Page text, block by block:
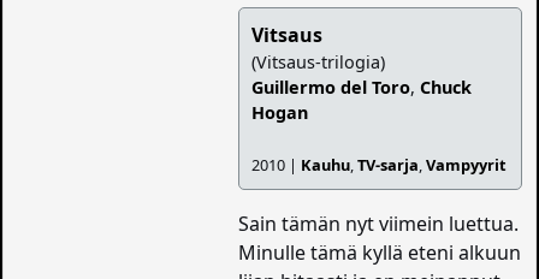
Vitsaus
(Vitsaus-trilogia)
Guillermo del Toro,Chuck
Hogan
2010 | Kauhu,TV-sarja,Vampyyrit
Sain tämän nyt viimein luettua.
Minulle tämä kyllä eteni alkuun